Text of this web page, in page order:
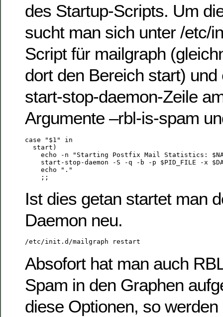
des Startup-Scripts. Um
sucht man sich unter /etc/
Script für mailgraph
dort den Bereich start)
start-stop-daemon-Zeile
Argumente –rbl-is-spam
case "$1" in
  start)
echo -n "Starting Postfix Mail Statistics:
start-stop-daemon -S -q -b -p $PID_FILE -x
    echo "."
Ist dies getan startet man
Daemon neu.
Absofort hat man auch
Spam in den Graphen
diese Optionen, so